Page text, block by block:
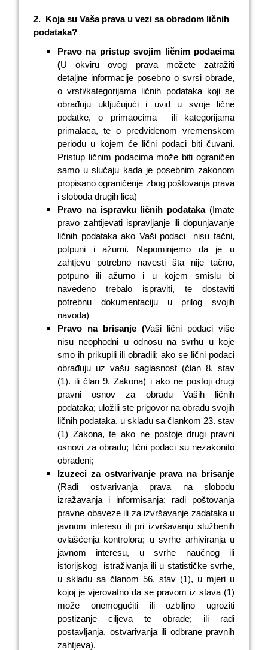
2. Koja su Vaša prava u vezi sa obradom ličnih
podataka?
Pravo na pristup svojim ličnim podacima
(U okviru ovog prava možete zatražiti
detaljne informacije posebno o svrsi obrade,
o vrsti/kategorijama ličnih podataka koji se
obrađuju uključujući i uvid u svoje lične
podatke, o primaocima
ili kategorijama
primalaca, te o predviđenom vremenskom
periodu u kojem će lični podaci biti čuvani.
Pristup ličnim podacima može biti ograničen
samo u slučaju kada je posebnim zakonom
propisano ograničenje zbog poštovanja prava
i sloboda drugih lica)
Pravo na ispravku ličnih podataka (Imate
pravo zahtijevati ispravljanje ili dopunjavanje
ličnih podataka ako Vaši podaci
nisu tačni,
potpuni i ažurni. Napominjemo da je u
zahtjevu potrebno navesti šta nije tačno,
potpuno ili ažurno i u kojem smislu bi
navedeno trebalo ispraviti, te dostaviti
potrebnu dokumentaciju u prilog svojih
navoda)
Pravo na brisanje (Vaši lični podaci više
nisu neophodni u odnosu na svrhu u koje
smo ih prikupili ili obradili; ako se lični podaci
obrađuju uz vašu saglasnost (član 8. stav
(1). ili član 9. Zakona) i ako ne postoji drugi
pravni osnov za obradu Vaših ličnih
podataka; uložili ste prigovor na obradu svojih
ličnih podataka, u skladu sa člankom 23. stav
(1) Zakona, te ako ne postoje drugi pravni
osnovi za obradu; lični podaci su nezakonito
obrađeni;
Izuzeci za ostvarivanje prava na brisanje
(Radi ostvarivanja prava na slobodu
izražavanja i informisanja; radi poštovanja
pravne obaveze ili za izvršavanje zadataka u
javnom interesu ili pri izvršavanju službenih
ovlašćenja kontrolora; u svrhe arhiviranja u
javnom interesu, u svrhe naučnog ili
istorijskog
istraživanja ili u statističke svrhe,
u skladu sa članom 56. stav (1), u mjeri u
kojoj je vjerovatno da se pravom iz stava (1)
može onemogućiti ili ozbiljno ugroziti
postizanje ciljeva te obrade; ili radi
postavljanja, ostvarivanja ili odbrane pravnih
zahtjeva).